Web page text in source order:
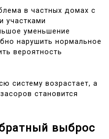
в частных домах с
участками
уменьшение
нарушить нормальное
вероятность
систему возрастает, а
становится
выброс